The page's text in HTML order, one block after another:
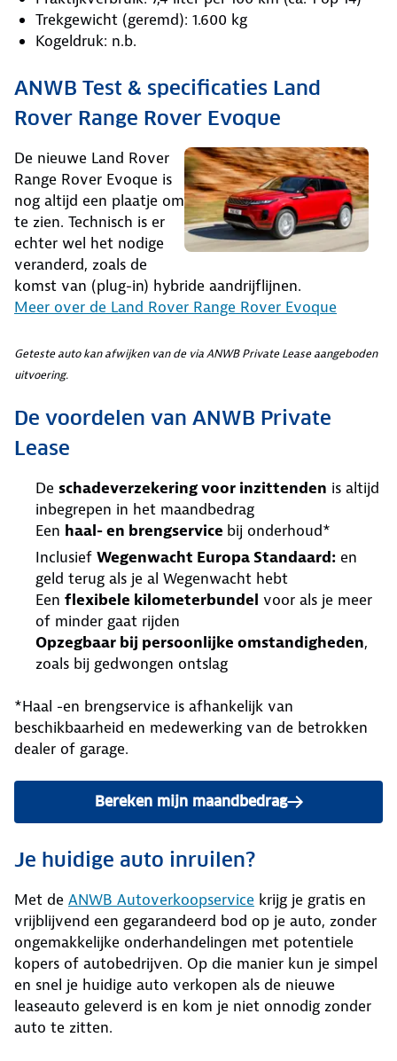
Trekgewicht (geremd): 1.600 kg
Kogeldruk: n.b.
ANWB Test & specificaties Land
Rover Range Rover Evoque
De nieuwe Land Rover
Range Rover Evoque is
nog altijd een plaatje om
te zien. Technisch is er
echter wel het nodige
veranderd, zoals de
komst van (plug-in) hybride aandrijflijnen.
Meer over de Land Rover Range Rover Evoque
Geteste auto kan afwijken van de via ANWB Private Lease aangeboden
uitvoering.
De voordelen van ANWB Private
Lease
De schadeverzekering voor inzittenden is altijd
inbegrepen in het maandbedrag
Een haal- en brengservice bij onderhoud*
Inclusief Wegenwacht Europa Standaard: en
geld terug als je al Wegenwacht hebt
Een flexibele kilometerbundel voor als je meer
of minder gaat rijden
Opzegbaar bij persoonlijke omstandigheden,
zoals bij gedwongen ontslag
*Haal -en brengservice is afhankelijk van
beschikbaarheid en medewerking van de betrokken
dealer of garage.
Bereken mijn maandbedrag
Je huidige auto inruilen?
Met de ANWB Autoverkoopservice krijg je gratis en
vrijblijvend een gegarandeerd bod op je auto, zonder
ongemakkelijke onderhandelingen met potentiele
kopers of autobedrijven. Op die manier kun je simpel
en snel je huidige auto verkopen als de nieuwe
leaseauto geleverd is en kom je niet onnodig zonder
auto te zitten.